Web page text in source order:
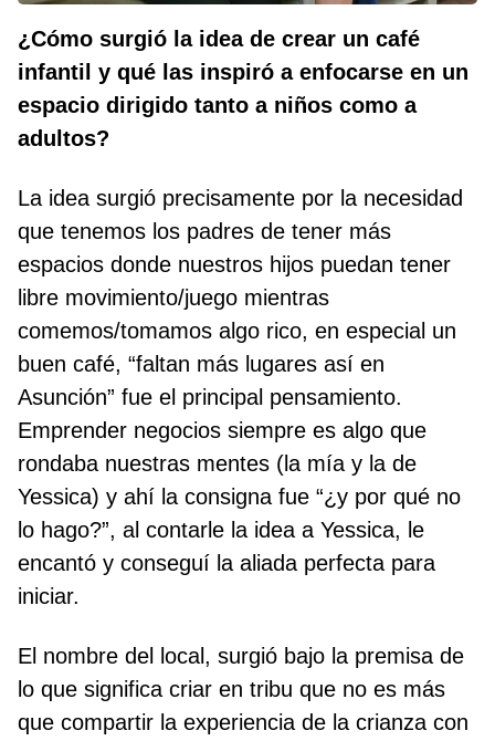
¿Cómo surgió la idea de crear un café
infantil y qué las inspiró a enfocarse en un
espacio dirigido tanto a niños como a
adultos?
La idea surgió precisamente por la necesidad
que tenemos los padres de tener más
espacios donde nuestros hijos puedan tener
libre movimiento/juego mientras
comemos/tomamos algo rico, en especial un
buen café, “faltan más lugares así en
Asunción” fue el principal pensamiento.
Emprender negocios siempre es algo que
rondaba nuestras mentes (la mía y la de
Yessica) y ahí la consigna fue “¿y por qué no
lo hago?”, al contarle la idea a Yessica, le
encantó y conseguí la aliada perfecta para
iniciar.
El nombre del local, surgió bajo la premisa de
lo que significa criar en tribu que no es más
que compartir la experiencia de la crianza con